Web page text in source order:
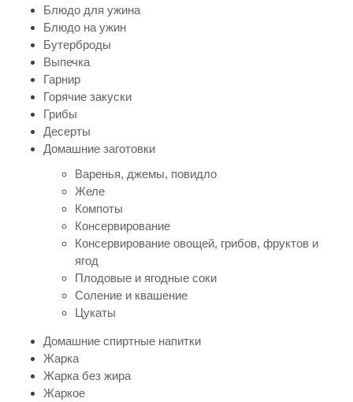
Блюдо для ужина
Блюдо на ужин
Бутерброды
Выпечка
Гарнир
Горячие закуски
Грибы
Десерты
Домашние заготовки
Варенья, джемы, повидло
Желе
Компоты
Консервирование
Консервирование овощей, грибов, фруктов и
ягод
Плодовые и ягодные соки
Соление и квашение
Цукаты
Домашние спиртные напитки
Жарка
Жарка без жира
Жаркое